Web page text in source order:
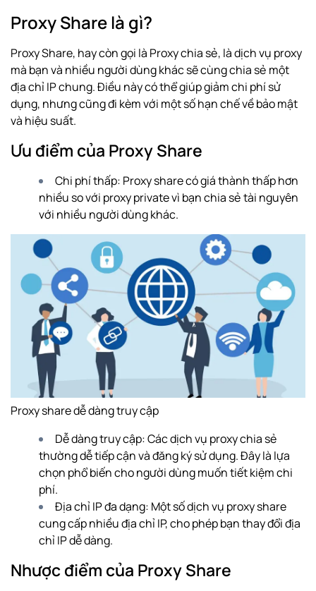
Proxy Share là gì?
Proxy Share, hay còn gọi là Proxy chia sẻ, là dịch vụ proxy
mà bạn và nhiều người dùng khác sẽ cùng chia sẻ một
địa chỉ IP chung. Điều này có thể giúp giảm chi phí sử
dụng, nhưng cũng đi kèm với một số hạn chế về bảo mật
và hiệu suất.
Ưu điểm của Proxy Share
Chi phí thấp: Proxy share có giá thành thấp hơn
nhiều so với proxy private vì bạn chia sẻ tài nguyên
với nhiều người dùng khác.
Proxy share dễ dàng truy cập
Dễ dàng truy cập: Các dịch vụ proxy chia sẻ
thường dễ tiếp cận và đăng ký sử dụng. Đây là lựa
chọn phổ biến cho người dùng muốn tiết kiệm chi
phí.
Địa chỉ IP đa dạng: Một số dịch vụ proxy share
cung cấp nhiều địa chỉ IP, cho phép bạn thay đổi địa
chỉ IP dễ dàng.
Nhược điểm của Proxy Share